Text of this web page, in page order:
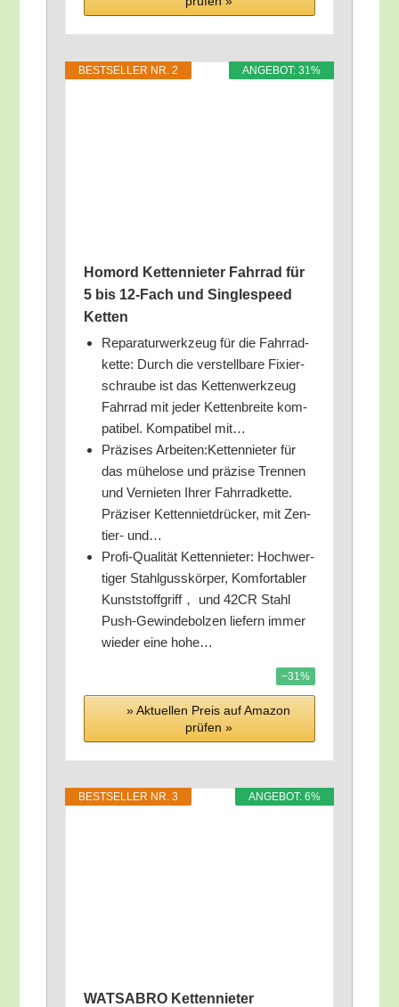
ANGE­BOT: 31%
BEST­SEL­LER NR. 2
Homord Ket­ten­nie­ter Fahr­rad für
5 bis 12-Fach und Sin­g­le­speed
Ketten
Repa­ra­tur­werk­zeug für die Fahr­rad­
ket­te: Durch die ver­stell­ba­re Fixier­
schrau­be ist das Ket­ten­werk­zeug
Fahr­rad mit jeder Ket­ten­brei­te kom­
pa­ti­bel. Kom­pa­ti­bel mit…
Prä­zi­ses Arbeiten:Kettennieter für
das mühe­lo­se und prä­zi­se Tren­nen
und Ver­nie­ten Ihrer Fahr­rad­ket­te.
Prä­zi­ser Ket­ten­niet­drü­cker, mit Zen­
tier- und…
Pro­fi-Qua­li­tät Ket­ten­nie­ter: Hoch­wer­
ti­ger Stahl­guss­kör­per, Kom­for­ta­bler
Kunst­stoff­griff， und 42CR Stahl
Push-Gewin­de­bol­zen lie­fern immer
wie­der eine hohe…
−31%
» Aktu­el­len Preis auf Ama­zon
prü­fen »
ANGE­BOT: 6%
BEST­SEL­LER NR. 3
WATSABRO Ket­ten­nie­ter